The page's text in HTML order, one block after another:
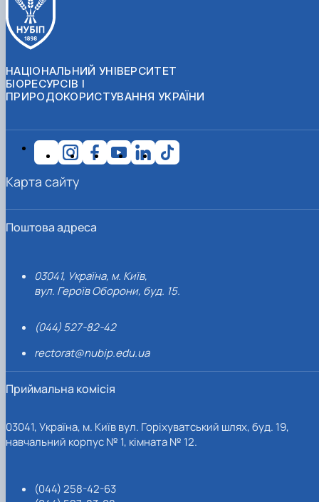
НАЦІОНАЛЬНИЙ УНІВЕРСИТЕТ
БІОРЕСУРСІВ І
ПРИРОДОКОРИСТУВАННЯ УКРАЇНИ
Поштова адреса
03041, Україна, м. Київ,
вул. Героїв Оборони, буд. 15.
(044) 527-82-42
rectorat@nubip.edu.ua
Приймальна комісія
03041, Україна, м. Київ вул. Горіхуватський шлях, буд. 19,
навчальний корпус № 1, кімната № 12.
(044) 258-42-63
Карта сайту